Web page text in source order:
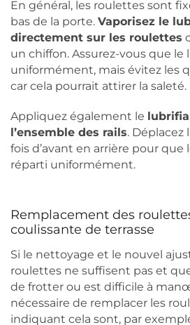
En général, les roulettes sont
bas de la porte. Vaporisez le
directement sur les roulettes
un chiffon. Assurez-vous que
uniformément, mais évitez les
car cela pourrait attirer la saleté.
Appliquez également le
l’ensemble des rails. Déplacez
fois d’avant en arrière pour
réparti uniformément.
Remplacement des
coulissante de terrasse
Si le nettoyage et le nouvel
roulettes ne suffisent pas et
de frotter ou est difficile à
nécessaire de remplacer les
indiquant cela sont, par